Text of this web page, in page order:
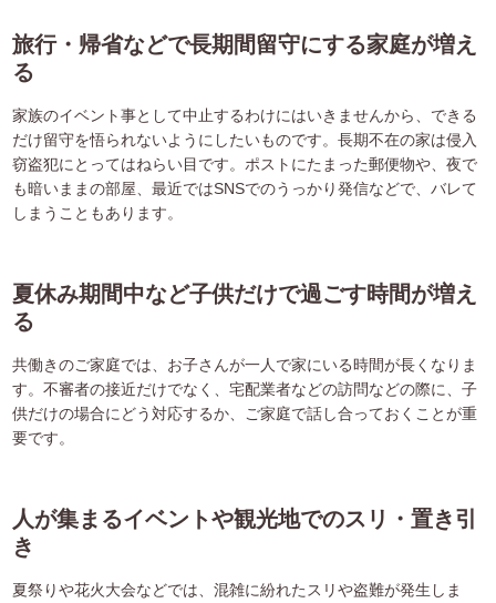
旅行・帰省などで長期間留守にする家庭が増え
る
家族のイベント事として中止するわけにはいきませんから、できる
だけ留守を悟られないようにしたいものです。長期不在の家は侵入
窃盗犯にとってはねらい目です。ポストにたまった郵便物や、夜で
も暗いままの部屋、最近ではSNSでのうっかり発信などで、バレて
しまうこともあります。
夏休み期間中など子供だけで過ごす時間が増え
る
共働きのご家庭では、お子さんが一人で家にいる時間が長くなりま
す。不審者の接近だけでなく、宅配業者などの訪問などの際に、子
供だけの場合にどう対応するか、ご家庭で話し合っておくことが重
要です。
人が集まるイベントや観光地でのスリ・置き引
き
夏祭りや花火大会などでは、混雑に紛れたスリや盗難が発生しま